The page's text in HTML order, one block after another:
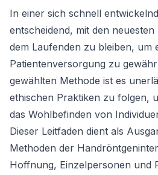
In einer sich schnell
entscheidend, mit den
dem Laufenden zu bleiben, um
Patientenversorgung zu
gewählten Methode ist es
ethischen Praktiken zu folgen,
das Wohlbefinden von
Dieser Leitfaden dient als
Methoden der
Hoffnung, Einzelpersonen und